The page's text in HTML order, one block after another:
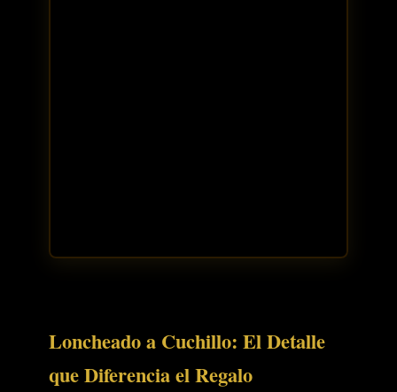
Loncheado a Cuchillo: El Detalle
que Diferencia el Regalo